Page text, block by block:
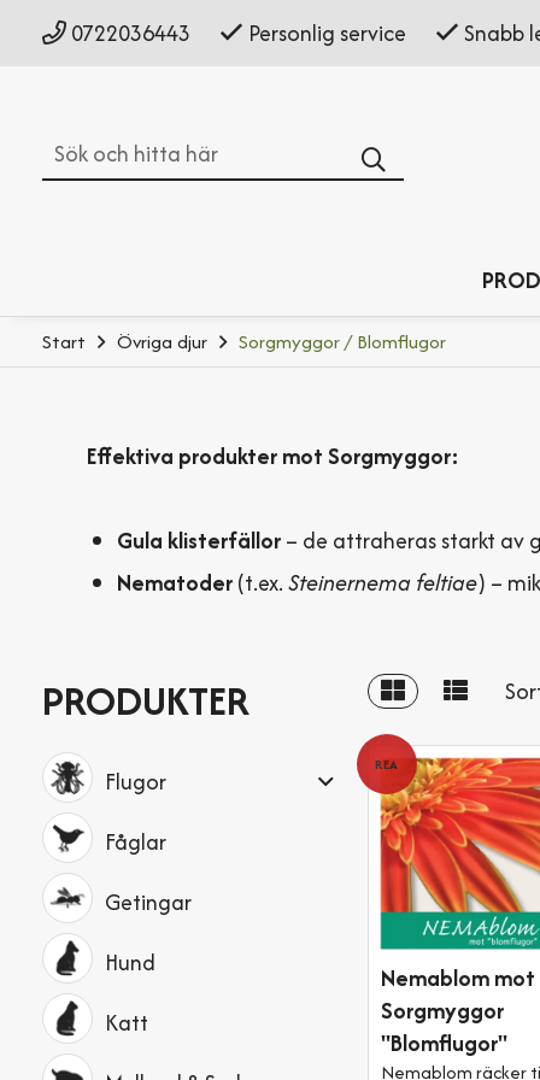
0722036443 Personlig service Snabb
Sök
Start Övriga djur Sorgmyggor / Blomflugor
Effektiva produkter mot Sorgmyggor:
Gula klisterfällor– de attraheras starkt av
Nematoder(t.ex.Steinernema feltiae) –
PRODUKTER
Flugor
Fåglar
Getingar
Hund
Katt
REA
Nemablom mot
Sorgmyggor
"Blomflugor"
Nemablom räcker